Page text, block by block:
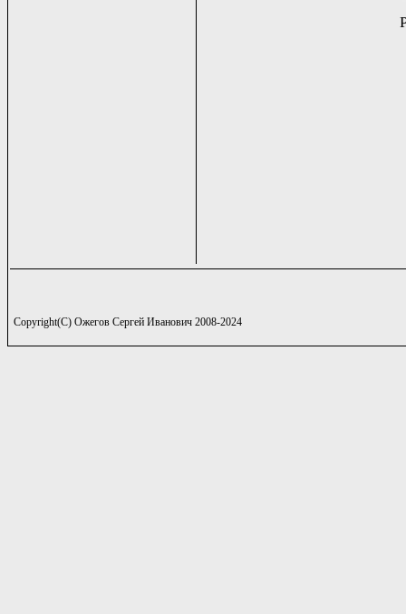
Copyright(C) Ожегов Сергей Иванович 2008-2024